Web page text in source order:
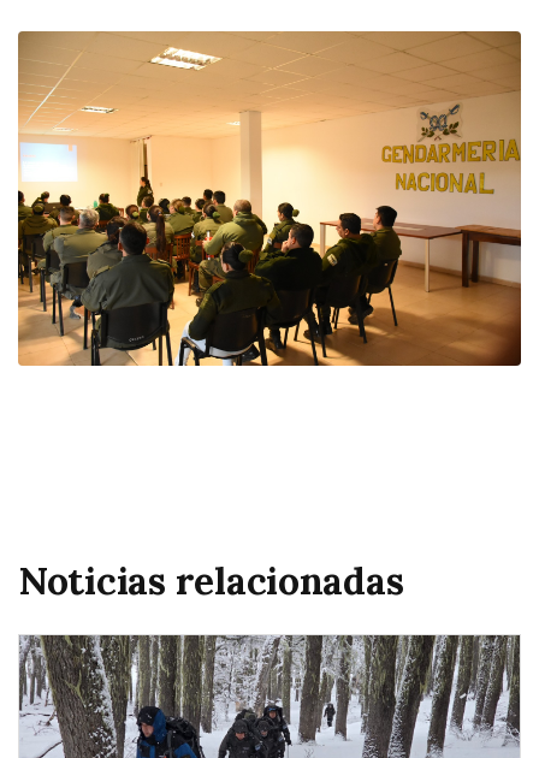
Noticias relacionadas